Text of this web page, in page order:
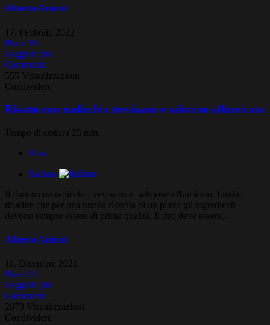
Alberto Arienti
17. Febbraio 2022
Piace 19
Leggi di più
Commento
555 Visualizzazioni
Condividere
Risotto con radicchio trevisano e salmone affumicato
Tempo di cottura 25 min.
Riso
Italiana
Il risotto con radicchio trevisano e salmone affumicato. Inutile
ribadire che per una buona riuscita di un piatto gli ingredienti
devono sempre essere di prima qualità. Il riso deve essere...
Alberto Arienti
11. Dicembre 2021
Piace 24
Leggi di più
Commento
2073 Visualizzazioni
Condividere